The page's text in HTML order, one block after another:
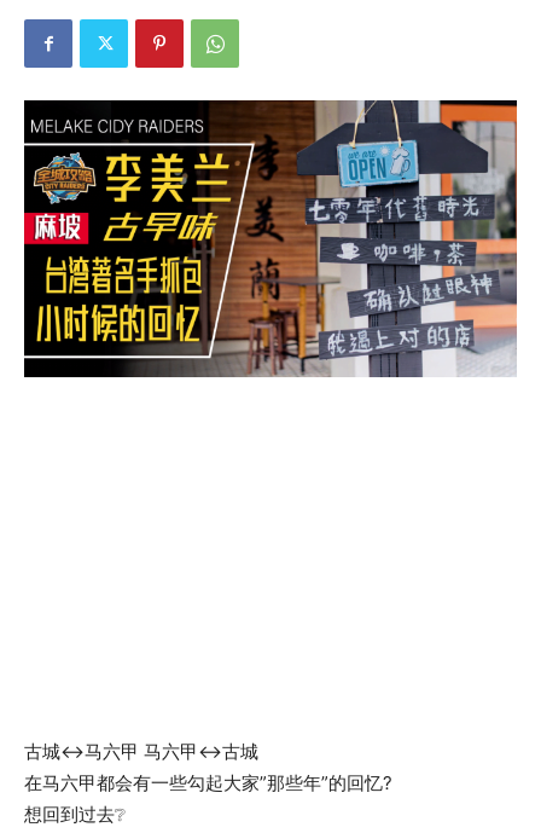
古城↔马六甲 马六甲↔古城
在马六甲都会有一些勾起大家”那些年”的回忆?
想回到过去❔